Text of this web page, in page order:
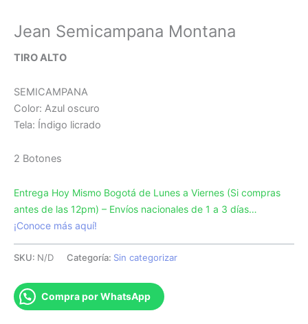
Jean Semicampana Montana
TIRO ALTO
SEMICAMPANA
Color: Azul oscuro
Tela: Índigo licrado
2 Botones
Entrega Hoy Mismo Bogotá de Lunes a Viernes (Si compras
antes de las 12pm) – Envíos nacionales de 1 a 3 días…
¡Conoce más aquí!
SKU: N/D Categoría: Sin categorizar
Compra por WhatsApp